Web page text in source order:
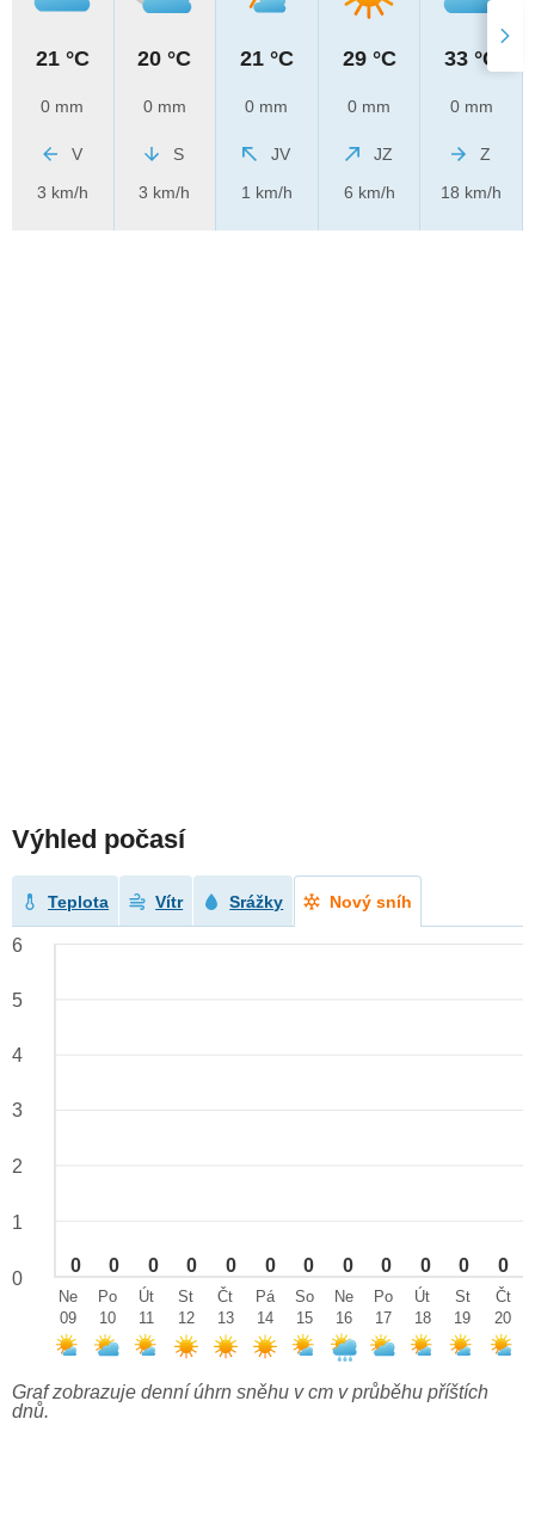
21 °C
0 mm
V
3 km/h
20 °C
0 mm
S
3 km/h
21 °C
0 mm
JV
1 km/h
29 °C
0 mm
JZ
6 km/h
33 °C
0 mm
Z
18 km/h
Výhled počasí
Teplota Vítr Srážky Nový sníh
0 0 0 0 0 0 0 0 0 0 0 0
6
5
4
3
2
1
0
Ne
09
Po
10
Út
11
St
12
Čt
13
Pá
14
So
15
Ne
16
Po
17
Út
18
St
19
Čt
20
Graf zobrazuje denní úhrn sněhu v cm v průběhu příštích
dnů.